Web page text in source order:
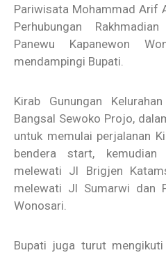
Pariwisata Mohammad Arif
Perhubungan
Panewu Kapanewon
mendampingi Bupati.
Kirab Gunungan
Bangsal Sewoko Projo,
untuk memulai perjalanan
bendera start,
melewati Jl Brigjen
melewati Jl Sumarwi dan
Wonosari.
Bupati juga turut